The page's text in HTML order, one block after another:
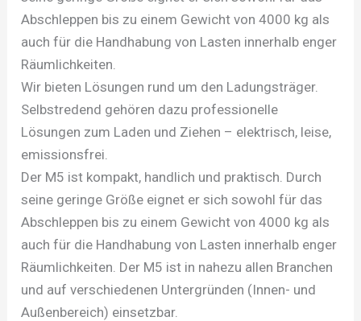
Wir bieten Lösungen rund um den Ladungsträger.
Selbstredend gehören dazu professionelle
Lösungen zum Laden und Ziehen – elektrisch, leise,
emissionsfrei.
Der M5 ist kompakt, handlich und praktisch. Durch
seine geringe Größe eignet er sich sowohl für das
Abschleppen bis zu einem Gewicht von 4000 kg als
auch für die Handhabung von Lasten innerhalb enger
Räumlichkeiten. Der M5 ist in nahezu allen Branchen
und auf verschiedenen Untergründen (Innen- und
Außenbereich) einsetzbar.